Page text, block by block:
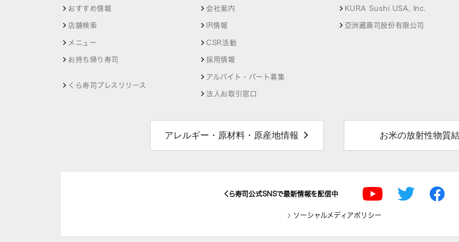
おすすめ情報
店舗検索
メニュー
お持ち帰り寿司
くら寿司プレスリリース
会社案内
IR情報
CSR活動
採用情報
アルバイト・パート募集
法人お取引窓口
KURA Sushi USA, Inc.
亞洲藏壽司股份有限公司
アレルギー・原材料・原産地情報 お米の放射性物質
くら寿司公式SNSで最新情報を配信中
ソーシャルメディアポリシー